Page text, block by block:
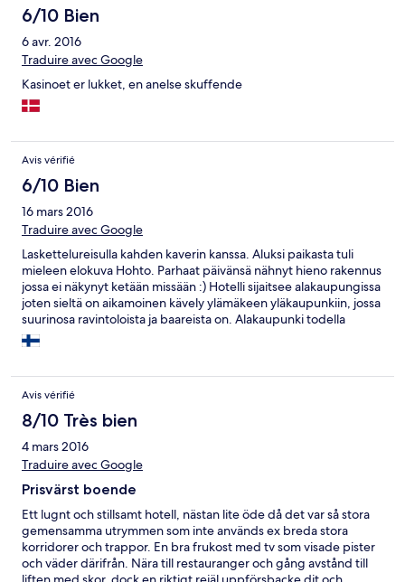
6/10 Bien
6 avr. 2016
Traduire avec Google
Kasinoet er lukket, en anelse skuffende
Avis vérifié
6/10 Bien
16 mars 2016
Traduire avec Google
Laskettelureisulla kahden kaverin kanssa. Aluksi paikasta tuli
mieleen elokuva Hohto. Parhaat päivänsä nähnyt hieno rakennus
jossa ei näkynyt ketään missään :) Hotelli sijaitsee alakaupungissa
joten sieltä on aikamoinen kävely ylämäkeen yläkaupunkiin, jossa
suurinosa ravintoloista ja baareista on. Alakaupunki todella
näivettynyt, rakennusten ympärillä aidat ja ravintoloita vähän.
Aamuisin kuljimme vuokra-autollamme rinteille, joten
viettämättä, koska kukaan ei halunnut roudata kamoja pitkiä
matkoja. Huone oli ihan perustasoinen ja suihkusta saatiin
kuumaa vettä pienen vääntelyn jälkeen. Plussaa parvekkeesta
jonne sai "elintarvikkeet" viilenemään. Aamupala ei lähelläkään
Suomen hotelliaamiaisia mutta mahan sai täyteen. liikoja kasviksia
aamuaisella ei kannata odottaa.
Avis vérifié
8/10 Très bien
4 mars 2016
Traduire avec Google
Prisvärst boende
Ett lugnt och stillsamt hotell, nästan lite öde då det var så stora
gemensamma utrymmen som inte används ex breda stora
korridorer och trappor. En bra frukost med tv som visade pister
och väder därifrån. Nära till restauranger och gång avstånd till